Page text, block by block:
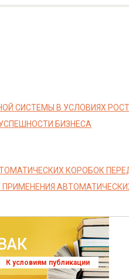
СИСТЕМЫ В УСЛОВИЯХ
БИЗНЕСА
КОРОБОК
К условиям публикации